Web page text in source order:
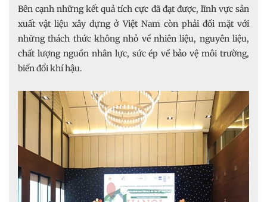
Bên cạnh những kết quả tích cực đã đạt được, lĩnh vực sản
xuất vật liệu xây dựng ở Việt Nam còn phải đối mặt với
những thách thức không nhỏ về nhiên liệu, nguyên liệu,
chất lượng nguồn nhân lực, sức ép về bảo vệ môi trường,
biến đổi khí hậu.